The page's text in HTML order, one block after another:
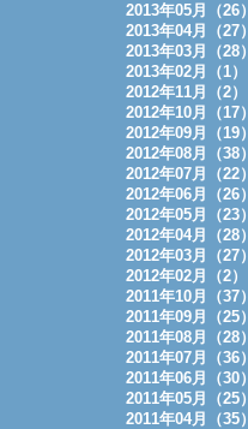
2013年05月（26）
2013年04月（27）
2013年03月（28）
2013年02月（1）
2012年11月（2）
2012年10月（17）
2012年09月（19）
2012年08月（38）
2012年07月（22）
2012年06月（26）
2012年05月（23）
2012年04月（28）
2012年03月（27）
2012年02月（2）
2011年10月（37）
2011年09月（25）
2011年08月（28）
2011年07月（36）
2011年06月（30）
2011年05月（25）
2011年04月（35）